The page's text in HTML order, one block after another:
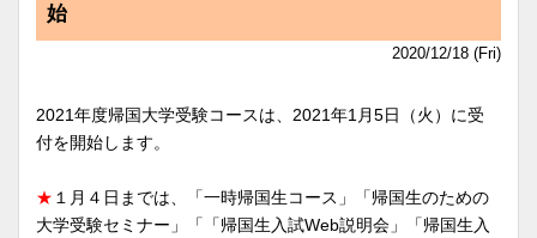
始
2020/12/18 (Fri)
2021年度帰国大学受験コースは、2021年1月5日（火）に受
付を開始します。
★ １月４日までは、「一時帰国生コース」「帰国生のための
大学受験セミナー」「「帰国生入試Web説明会」「帰国生入